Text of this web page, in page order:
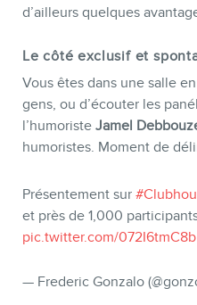
d’ailleurs quelques
Le côté exclusif et
Vous êtes dans une salle
gens, ou d’écouter les
l’humoriste Jamel
humoristes. Moment de
Présentement sur
et près de 1,000
pic.twitter.com/072I6tmC8b
— Frederic Gonzalo